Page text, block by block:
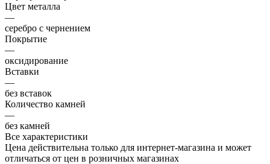
Цвет металла
—
серебро с чернением
Покрытие
—
оксидирование
Вставки
—
без вставок
Количество камней
—
без камней
Все характеристики
Цена действительна только для интернет-магазина и может
отличаться от цен в розничных магазинах